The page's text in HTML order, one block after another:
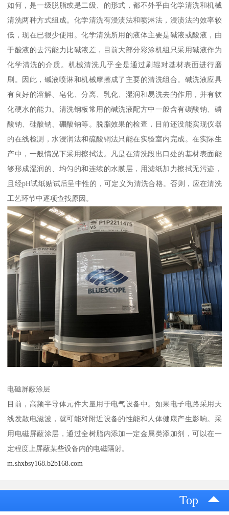
如何，是一级脱脂或是二级、的形式，都不外乎由化学清洗和机械
清洗两种方式组成。化学清洗有浸渍法和喷淋法，浸渍法的效率较
低，现在已很少使用。化学清洗所用的液体主要是碱液或酸液，由
于酸液的去污能力比碱液差，目前大部分彩涂机组只采用碱液作为
化学清洗的介质。机械清洗几乎全是通过刷辊对基材表面进行磨
刷。因此，碱液喷淋和机械摩擦成了主要的清洗组合。碱洗液应具
有良好的溶解、皂化、分离、乳化、湿润和易洗去的作用，并有软
化硬水的能力。清洗钢板常用的碱洗液配方中一般含有碳酸钠、磷
酸钠、硅酸钠、硼酸钠等。脱脂效果的检查，目前还没能实现仪器
的在线检测，水浸润法和硫酸铜法只能在实验室内完成。在实际生
产中，一般情况下采用擦拭法。凡是在清洗段出口处的基材表面能
够形成湿润的、均匀的和连续的水膜层，用滤纸加力擦拭无污迹，
且经pH试纸贴试后呈中性的，可定义为清洗合格。否则，应在清洗
工艺环节中逐项查找原因。
电磁屏蔽涂层
目前，高频半导体元件大量用于电气设备中。如果电子电路采用天
线发散电滋波，就可能对附近设备的性能和人体健康产生影响。采
用电磁屏蔽涂层，通过全树脂内添加一定金属类添加剂，可以在一
定程度上屏蔽某些设备内的电磁隔射。
m.shxbsy168.b2b168.com
Top